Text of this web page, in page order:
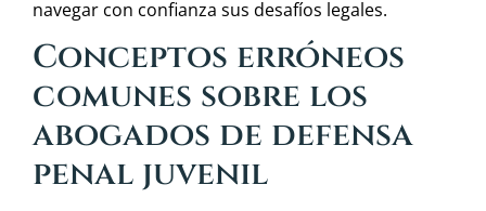
navegar con confianza sus desafíos legales.
Conceptos erróneos
comunes sobre los
abogados de defensa
penal juvenil